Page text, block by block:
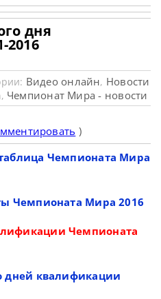
дня
Видео онлайн, Новости
, Чемпионат Мира - новости
)
Чемпионата Мира
Чемпионата Мира 2016
Чемпионата
дней квалификации